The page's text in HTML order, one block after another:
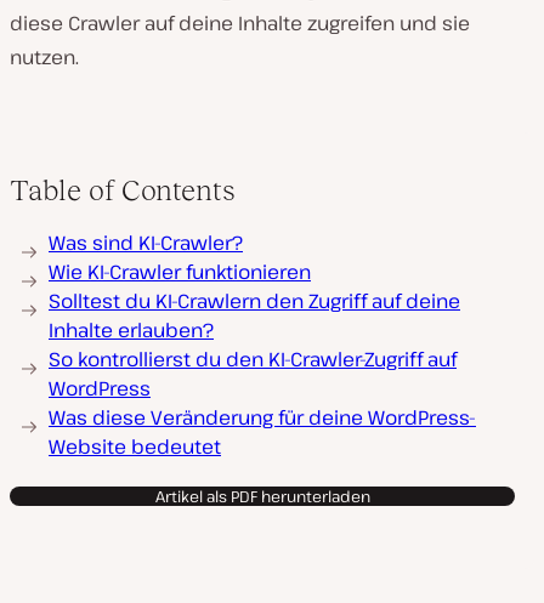
diese Crawler auf deine Inhalte zugreifen und sie
nutzen.
Table of Contents
Was sind KI-Crawler?
Wie KI-Crawler funktionieren
Solltest du KI-Crawlern den Zugriff auf deine
Inhalte erlauben?
So kontrollierst du den KI-Crawler-Zugriff auf
WordPress
Was diese Veränderung für deine WordPress-
Website bedeutet
Artikel als PDF herunterladen